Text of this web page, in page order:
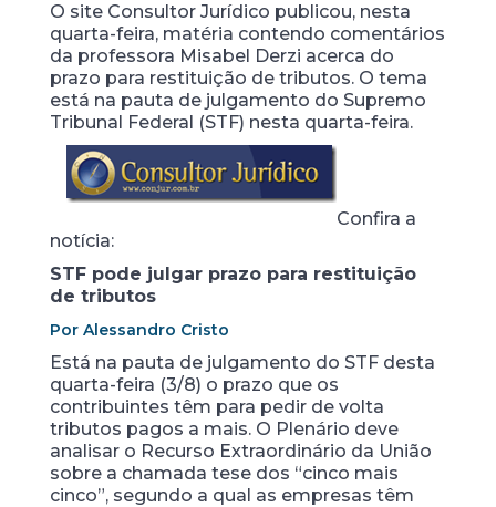
O site Consultor Jurídico publicou, nesta
quarta-feira, matéria contendo comentários
da professora Misabel Derzi acerca do
prazo para restituição de tributos. O tema
está na pauta de julgamento do Supremo
Tribunal Federal (STF) nesta quarta-feira.
Confira a
notícia:
STF pode julgar prazo para restituição
de tributos
Por Alessandro Cristo
Está na pauta de julgamento do STF desta
quarta-feira (3/8) o prazo que os
contribuintes têm para pedir de volta
tributos pagos a mais. O Plenário deve
analisar o Recurso Extraordinário da União
sobre a chamada tese dos “cinco mais
cinco”, segundo a qual as empresas têm